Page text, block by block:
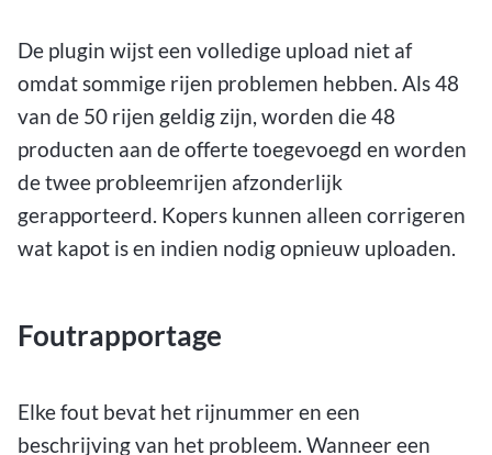
De plugin wijst een volledige upload niet af
omdat sommige rijen problemen hebben. Als 48
van de 50 rijen geldig zijn, worden die 48
producten aan de offerte toegevoegd en worden
de twee probleemrijen afzonderlijk
gerapporteerd. Kopers kunnen alleen corrigeren
wat kapot is en indien nodig opnieuw uploaden.
Foutrapportage
Elke fout bevat het rijnummer en een
beschrijving van het probleem. Wanneer een